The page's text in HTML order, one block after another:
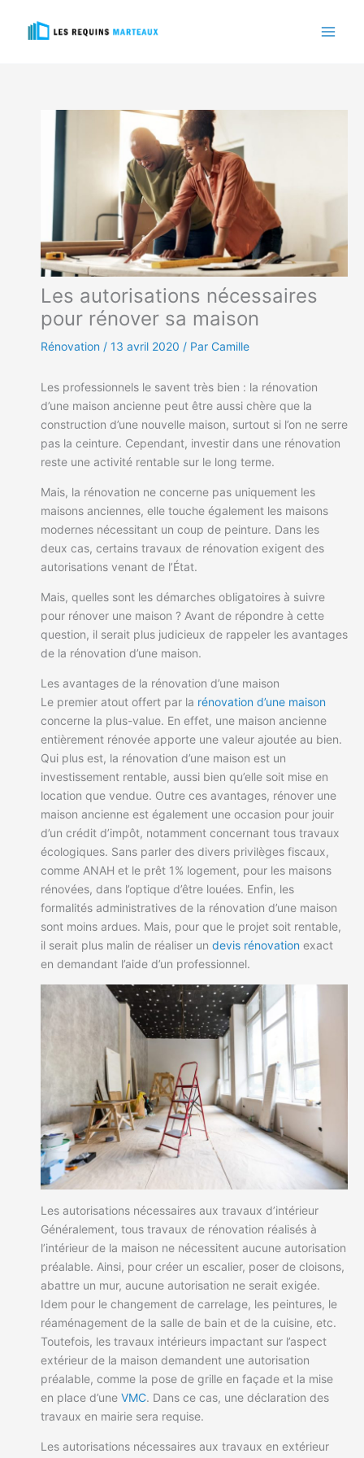
Les autorisations nécessaires
pour rénover sa maison
Rénovation / 13 avril 2020 / Par Camille
Les professionnels le savent très bien : la rénovation
d’une maison ancienne peut être aussi chère que la
construction d’une nouvelle maison, surtout si l’on ne serre
pas la ceinture. Cependant, investir dans une rénovation
reste une activité rentable sur le long terme.
Mais, la rénovation ne concerne pas uniquement les
maisons anciennes, elle touche également les maisons
modernes nécessitant un coup de peinture. Dans les
deux cas, certains travaux de rénovation exigent des
autorisations venant de l’État.
Mais, quelles sont les démarches obligatoires à suivre
pour rénover une maison ? Avant de répondre à cette
question, il serait plus judicieux de rappeler les avantages
de la rénovation d’une maison.
Les avantages de la rénovation d’une maison
Le premier atout offert par la rénovation d’une maison
concerne la plus-value. En effet, une maison ancienne
entièrement rénovée apporte une valeur ajoutée au bien.
Qui plus est, la rénovation d’une maison est un
investissement rentable, aussi bien qu’elle soit mise en
location que vendue. Outre ces avantages, rénover une
maison ancienne est également une occasion pour jouir
d’un crédit d’impôt, notamment concernant tous travaux
écologiques. Sans parler des divers privilèges fiscaux,
comme ANAH et le prêt 1% logement, pour les maisons
rénovées, dans l’optique d’être louées. Enfin, les
formalités administratives de la rénovation d’une maison
sont moins ardues. Mais, pour que le projet soit rentable,
il serait plus malin de réaliser un devis rénovation exact
en demandant l’aide d’un professionnel.
Les autorisations nécessaires aux travaux d’intérieur
Généralement, tous travaux de rénovation réalisés à
l’intérieur de la maison ne nécessitent aucune autorisation
préalable. Ainsi, pour créer un escalier, poser de cloisons,
abattre un mur, aucune autorisation ne serait exigée.
Idem pour le changement de carrelage, les peintures, le
réaménagement de la salle de bain et de la cuisine, etc.
Toutefois, les travaux intérieurs impactant sur l’aspect
extérieur de la maison demandent une autorisation
préalable, comme la pose de grille en façade et la mise
en place d’une VMC. Dans ce cas, une déclaration des
travaux en mairie sera requise.
Les autorisations nécessaires aux travaux en extérieur